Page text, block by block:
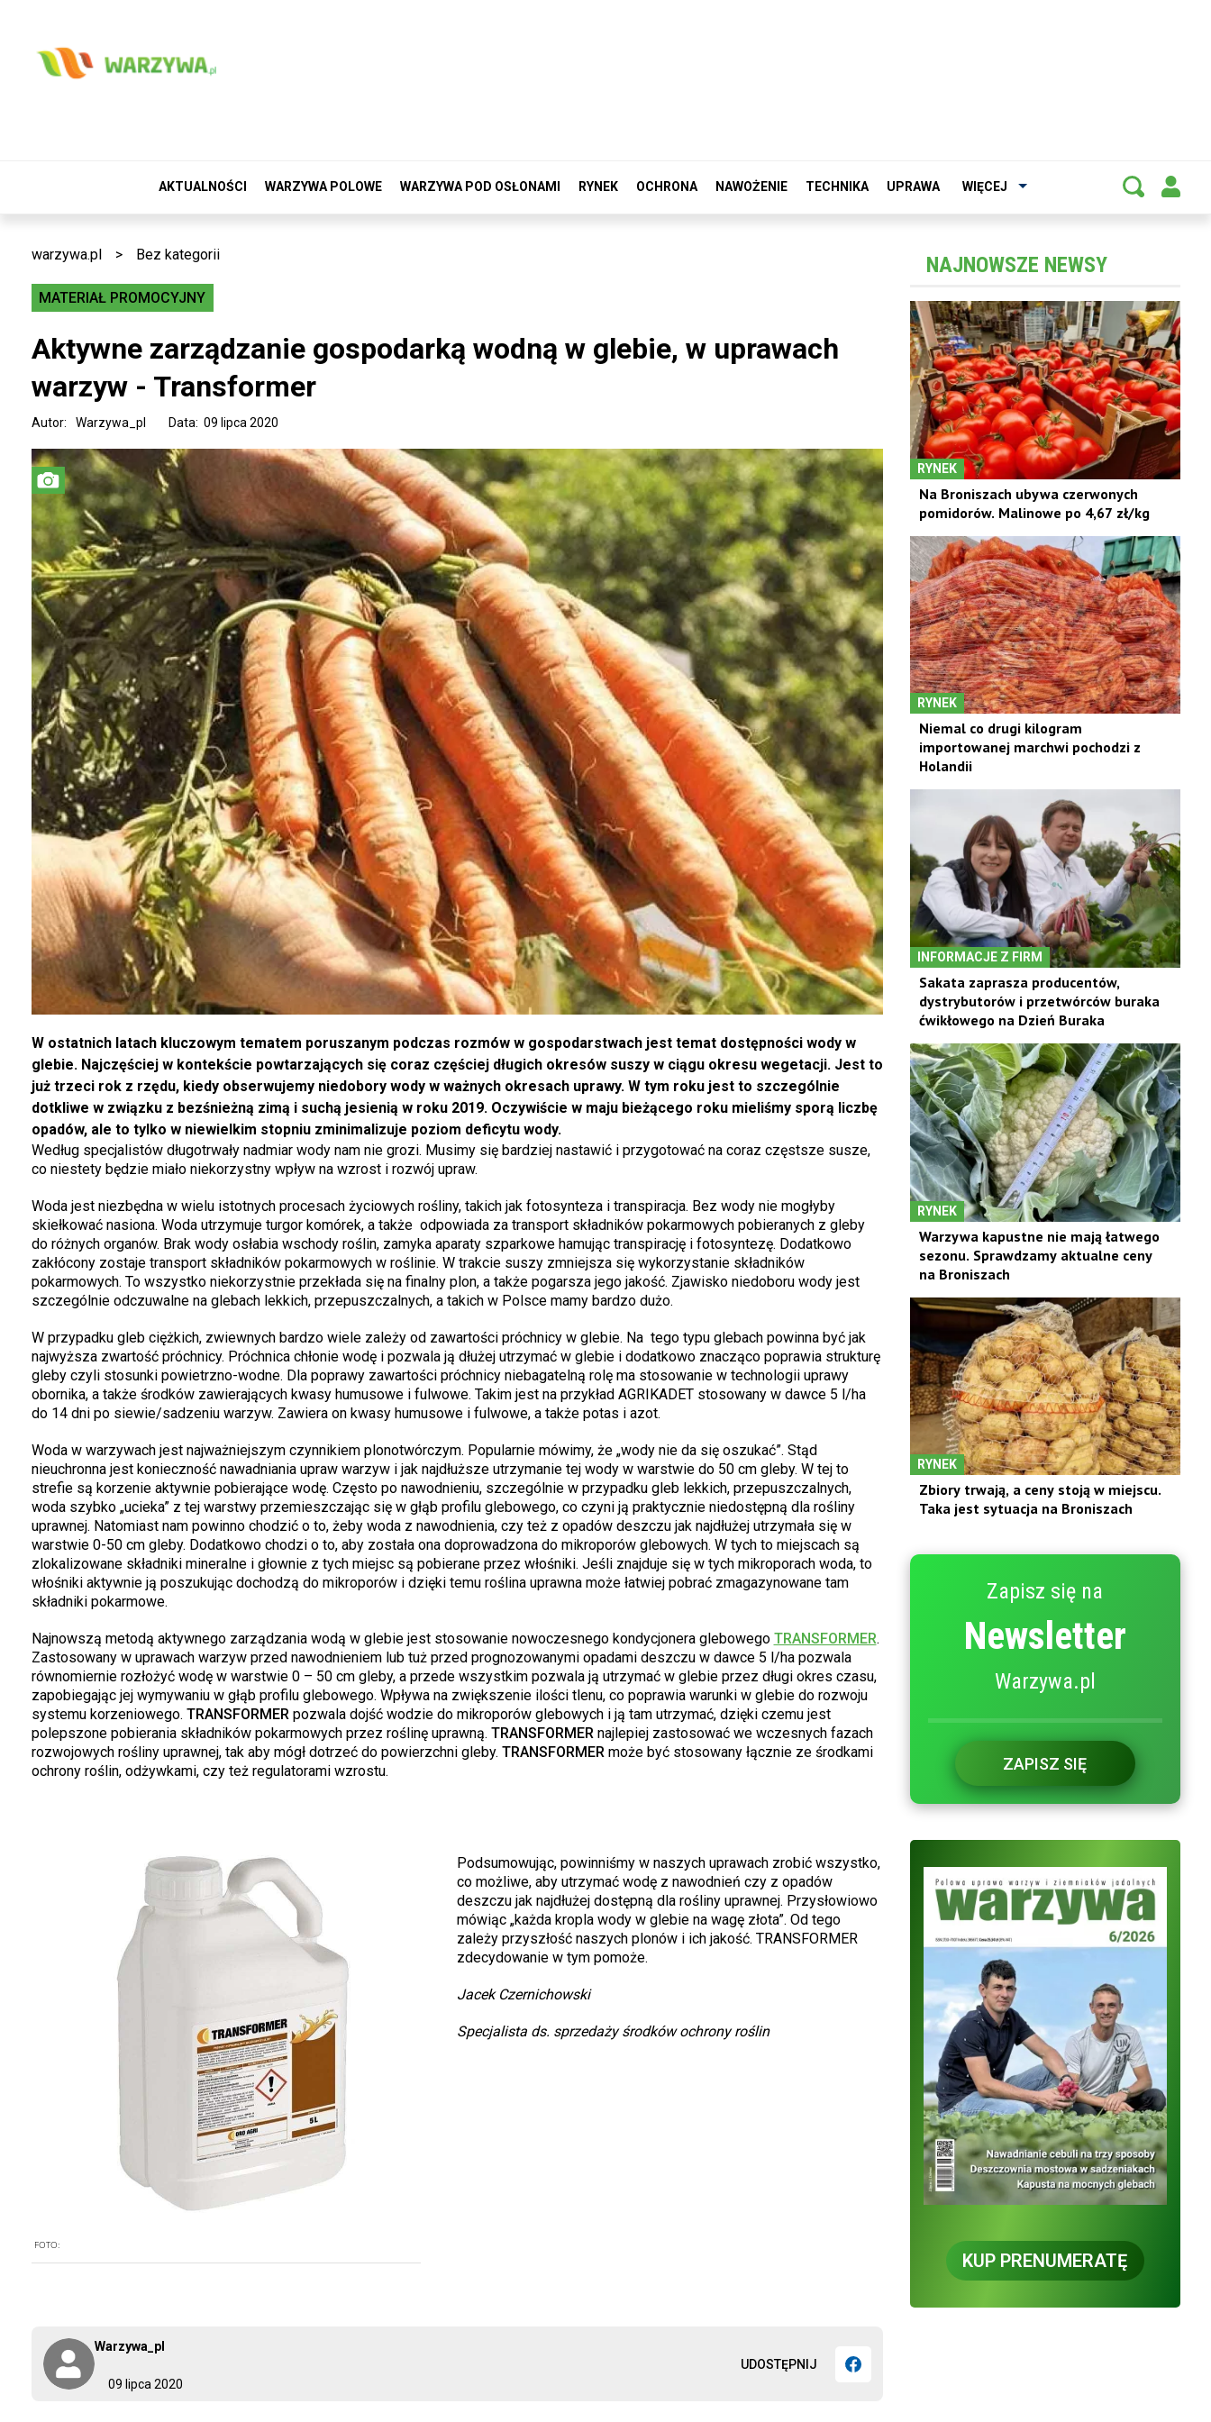
AKTUALNOŚCI WARZYWA POLOWE WARZYWA POD OSŁONAMI RYNEK OCHRONA NAWOŻENIE TECHNIKA UPRAWA WIĘCEJ
warzywa.pl > Bez kategorii
MATERIAŁ PROMOCYJNY
Aktywne zarządzanie gospodarką wodną w glebie, w uprawach
warzyw - Transformer
Data: 09 lipca 2020
Autor: Warzywa_pl
09 lipca 2020
Warzywa_pl
UDOSTĘPNIJ
W ostatnich latach kluczowym tematem poruszanym podczas rozmów w gospodarstwach jest temat dostępności wody w
glebie. Najczęściej w kontekście powtarzających się coraz częściej długich okresów suszy w ciągu okresu wegetacji. Jest to
już trzeci rok z rzędu, kiedy obserwujemy niedobory wody w ważnych okresach uprawy. W tym roku jest to szczególnie
dotkliwe w związku z bezśnieżną zimą i suchą jesienią w roku 2019. Oczywiście w maju bieżącego roku mieliśmy sporą liczbę
opadów, ale to tylko w niewielkim stopniu zminimalizuje poziom deficytu wody.
Według specjalistów długotrwały nadmiar wody nam nie grozi. Musimy się bardziej nastawić i przygotować na coraz częstsze susze,
co niestety będzie miało niekorzystny wpływ na wzrost i rozwój upraw.
Woda jest niezbędna w wielu istotnych procesach życiowych rośliny, takich jak fotosynteza i transpiracja. Bez wody nie mogłyby
skiełkować nasiona. Woda utrzymuje turgor komórek, a także odpowiada za transport składników pokarmowych pobieranych z gleby
do różnych organów. Brak wody osłabia wschody roślin, zamyka aparaty szparkowe hamując transpirację i fotosyntezę. Dodatkowo
zakłócony zostaje transport składników pokarmowych w roślinie. W trakcie suszy zmniejsza się wykorzystanie składników
pokarmowych. To wszystko niekorzystnie przekłada się na finalny plon, a także pogarsza jego jakość. Zjawisko niedoboru wody jest
szczególnie odczuwalne na glebach lekkich, przepuszczalnych, a takich w Polsce mamy bardzo dużo.
W przypadku gleb ciężkich, zwiewnych bardzo wiele zależy od zawartości próchnicy w glebie. Na tego typu glebach powinna być jak
najwyższa zwartość próchnicy. Próchnica chłonie wodę i pozwala ją dłużej utrzymać w glebie i dodatkowo znacząco poprawia strukturę
gleby czyli stosunki powietrzno-wodne. Dla poprawy zawartości próchnicy niebagatelną rolę ma stosowanie w technologii uprawy
obornika, a także środków zawierających kwasy humusowe i fulwowe. Takim jest na przykład AGRIKADET stosowany w dawce 5 l/ha
do 14 dni po siewie/sadzeniu warzyw. Zawiera on kwasy humusowe i fulwowe, a także potas i azot.
Woda w warzywach jest najważniejszym czynnikiem plonotwórczym. Popularnie mówimy, że „wody nie da się oszukać”. Stąd
nieuchronna jest konieczność nawadniania upraw warzyw i jak najdłuższe utrzymanie tej wody w warstwie do 50 cm gleby. W tej to
strefie są korzenie aktywnie pobierające wodę. Często po nawodnieniu, szczególnie w przypadku gleb lekkich, przepuszczalnych,
woda szybko „ucieka” z tej warstwy przemieszczając się w głąb profilu glebowego, co czyni ją praktycznie niedostępną dla rośliny
uprawnej. Natomiast nam powinno chodzić o to, żeby woda z nawodnienia, czy też z opadów deszczu jak najdłużej utrzymała się w
warstwie 0-50 cm gleby. Dodatkowo chodzi o to, aby została ona doprowadzona do mikroporów glebowych. W tych to miejscach są
zlokalizowane składniki mineralne i głownie z tych miejsc są pobierane przez włośniki. Jeśli znajduje się w tych mikroporach woda, to
włośniki aktywnie ją poszukując dochodzą do mikroporów i dzięki temu roślina uprawna może łatwiej pobrać zmagazynowane tam
składniki pokarmowe.
Najnowszą metodą aktywnego zarządzania wodą w glebie jest stosowanie nowoczesnego kondycjonera glebowego TRANSFORMER.
Zastosowany w uprawach warzyw przed nawodnieniem lub tuż przed prognozowanymi opadami deszczu w dawce 5 l/ha pozwala
równomiernie rozłożyć wodę w warstwie 0 – 50 cm gleby, a przede wszystkim pozwala ją utrzymać w glebie przez długi okres czasu,
zapobiegając jej wymywaniu w głąb profilu glebowego. Wpływa na zwiększenie ilości tlenu, co poprawia warunki w glebie do rozwoju
systemu korzeniowego. TRANSFORMER pozwala dojść wodzie do mikroporów glebowych i ją tam utrzymać, dzięki czemu jest
polepszone pobierania składników pokarmowych przez roślinę uprawną. TRANSFORMER najlepiej zastosować we wczesnych fazach
rozwojowych rośliny uprawnej, tak aby mógł dotrzeć do powierzchni gleby. TRANSFORMER może być stosowany łącznie ze środkami
ochrony roślin, odżywkami, czy też regulatorami wzrostu.
FOTO:
Podsumowując, powinniśmy w naszych uprawach zrobić wszystko,
co możliwe, aby utrzymać wodę z nawodnień czy z opadów
deszczu jak najdłużej dostępną dla rośliny uprawnej. Przysłowiowo
mówiąc „każda kropla wody w glebie na wagę złota”. Od tego
zależy przyszłość naszych plonów i ich jakość. TRANSFORMER
zdecydowanie w tym pomoże.
Jacek Czernichowski
Specjalista ds. sprzedaży środków ochrony roślin
NAJNOWSZE NEWSY
RYNEK
Na Broniszach ubywa czerwonych
pomidorów. Malinowe po 4,67 zł/kg
RYNEK
Niemal co drugi kilogram
importowanej marchwi pochodzi z
Holandii
INFORMACJE Z FIRM
Sakata zaprasza producentów,
dystrybutorów i przetwórców buraka
ćwikłowego na Dzień Buraka
RYNEK
Warzywa kapustne nie mają łatwego
sezonu. Sprawdzamy aktualne ceny
na Broniszach
RYNEK
Zbiory trwają, a ceny stoją w miejscu.
Taka jest sytuacja na Broniszach
Zapisz się na
Newsletter
Warzywa.pl
ZAPISZ SIĘ
KUP PRENUMERATĘ